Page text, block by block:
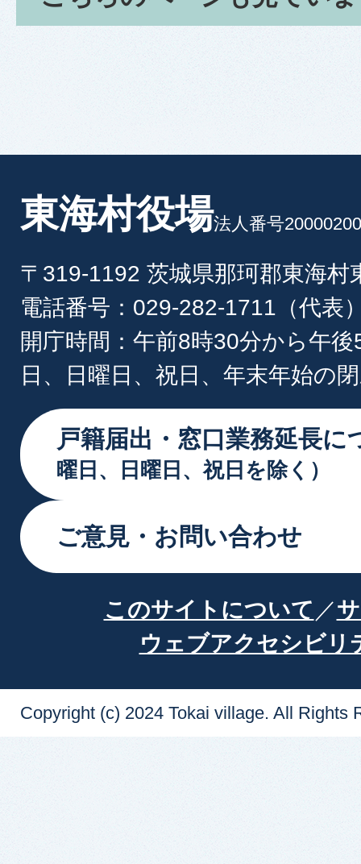
東海村役場法人番号
〒319-1192 茨城県那珂郡東海村
電話番号：029-282-1711（代表
開庁時間：午前8時30分から午
日、日曜日、祝日、年末年始の
戸籍届出・窓口業務延長に
曜日、日曜日、祝日を除く）
ご意見・お問い合わせ
このサイトについて
ウェブアクセシビリ
Copyright (c) 2024 Tokai village. All Rights